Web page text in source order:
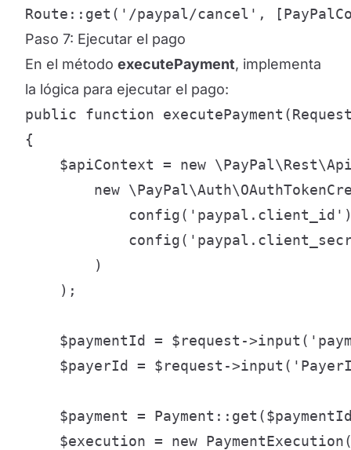
Route::get('/paypal/cancel',
Paso 7: Ejecutar el pago
En el método executePayment, implementa
la lógica para ejecutar el pago:
public function
{
$apiContext = new
new
        )
    );
$paymentId = $request-
$payerId = $request-
$payment =
$execution = new